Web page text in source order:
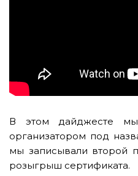
В этом дайджесте
организатором под
мы записывали второй
розыгрыш сертификата.